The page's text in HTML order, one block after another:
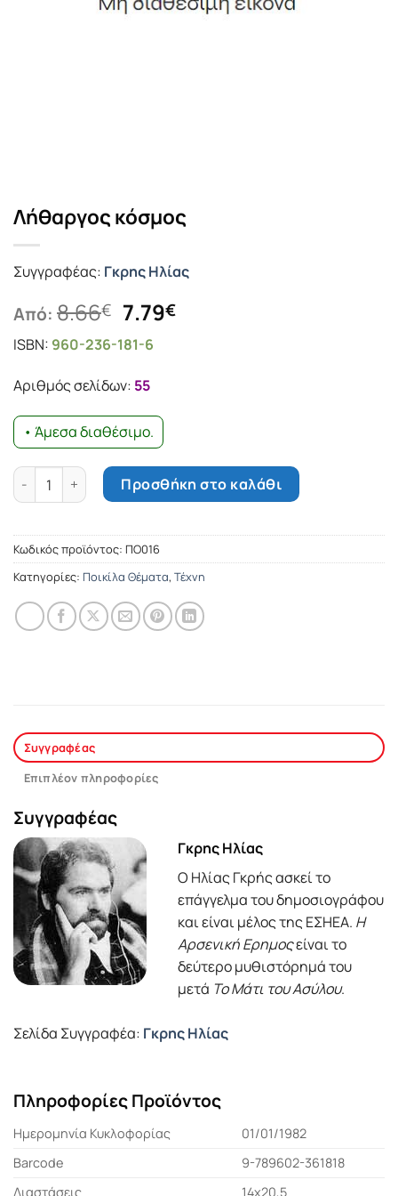
Λήθαργος κόσμος
Συγγραφέας: Γκρης Ηλίας
Από: 8.66€ Original
price
was:
8.66€.
7.79€Η
ISBN: 960-236-181-6
Αριθμός σελίδων: 55
• Άμεσα διαθέσιμο.
Λήθαργος κόσμος ποσότηταΠροσθήκη στο καλάθι
Κωδικός προϊόντος: ΠΟ016
Κατηγορίες: Ποικίλα Θέματα, Τέχνη
Συγγραφέας
Επιπλέον πληροφορίες
Συγγραφέας
Γκρης Ηλίας
Ο Ηλίας Γκρής ασκεί το
επάγγελμα του δημοσιογράφου
και είναι μέλος της ΕΣΗΕΑ. Η
Αρσενική Ερημοςείναι το
δεύτερο μυθιστόρημά του
μετά Το Μάτι του Ασύλου.
Σελίδα Συγγραφέα: Γκρης Ηλίας
Πληροφορίες Προϊόντος
Ημερομηνία Κυκλοφορίας
01/01/1982
Barcode
9-789602-361818
Διαστάσεις
14x20,5